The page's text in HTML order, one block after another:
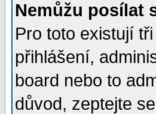
Nemůžu posílat
Pro toto existují
přihlášení,
board nebo to
důvod, zeptejte